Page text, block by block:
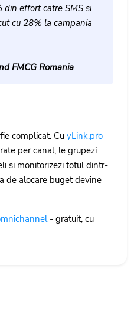
din effort catre SMS si
cu 28% la campania
FMCG Romania
complicat. Cu yLink.pro
per canal, le grupezi
si monitorizezi totul dintr-
de alocare buget devine
- gratuit, cu